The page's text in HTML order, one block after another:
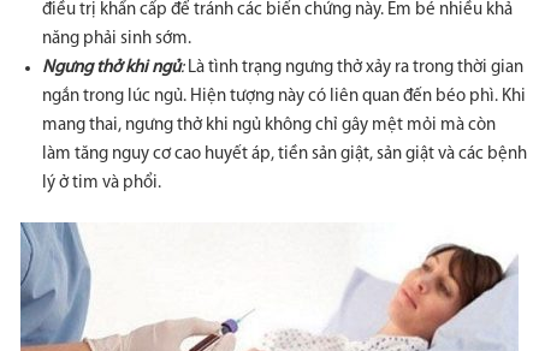
điều trị khẩn cấp để tránh các biến chứng này. Em bé nhiều khả
năng phải sinh sớm.
Ngưng thở khi ngủ:Là tình trạng ngưng thở xảy ra trong thời gian
ngắn trong lúc ngủ. Hiện tượng này có liên quan đến béo phì. Khi
mang thai, ngưng thở khi ngủ không chỉ gây mệt mỏi mà còn
làm tăng nguy cơ cao huyết áp, tiền sản giật, sản giật và các bệnh
lý ở tim và phổi.